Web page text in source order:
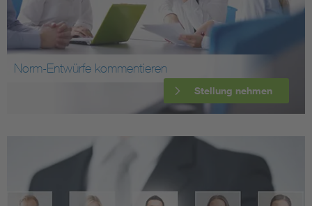
Norm-Entwürfe kommentieren
Stellung nehmen